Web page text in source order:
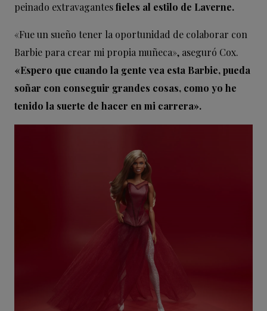
peinado extravagantesfieles al estilo de Laverne.
«Fue un sueño tener la oportunidad de colaborar con
Barbie para crear mi propia muñeca», aseguró Cox.
«Espero que cuando la gente vea esta Barbie, pueda
soñar con conseguir grandes cosas, como yo he
tenido la suerte de hacer en mi carrera».